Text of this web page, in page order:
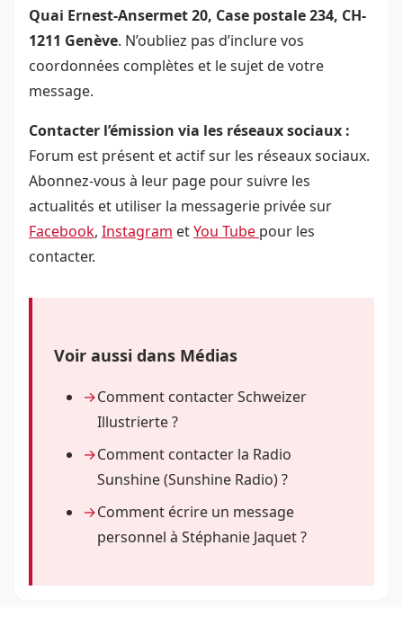
Quai Ernest-Ansermet 20, Case postale 234, CH-
1211 Genève. N’oubliez pas d’inclure vos
coordonnées complètes et le sujet de votre
message.
Contacter l’émission via les réseaux sociaux :
Forum est présent et actif sur les réseaux sociaux.
Abonnez-vous à leur page pour suivre les
actualités et utiliser la messagerie privée sur
Facebook, Instagram etYou Tube pour les
contacter.
Voir aussi dans Médias
Comment contacter Schweizer
Illustrierte ?
Comment contacter la Radio
Sunshine (Sunshine Radio) ?
Comment écrire un message
personnel à Stéphanie Jaquet ?